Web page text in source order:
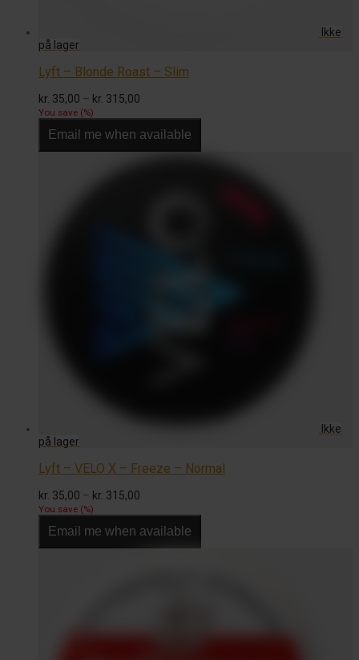
Lyft – Blonde Roast – Slim
kr. 35,00 – kr. 315,00
kr. 315,00
You save (%)
Email me when available
Lyft – VELO X – Freeze – Normal
kr. 35,00 – kr. 315,00
kr. 315,00
You save (%)
Email me when available